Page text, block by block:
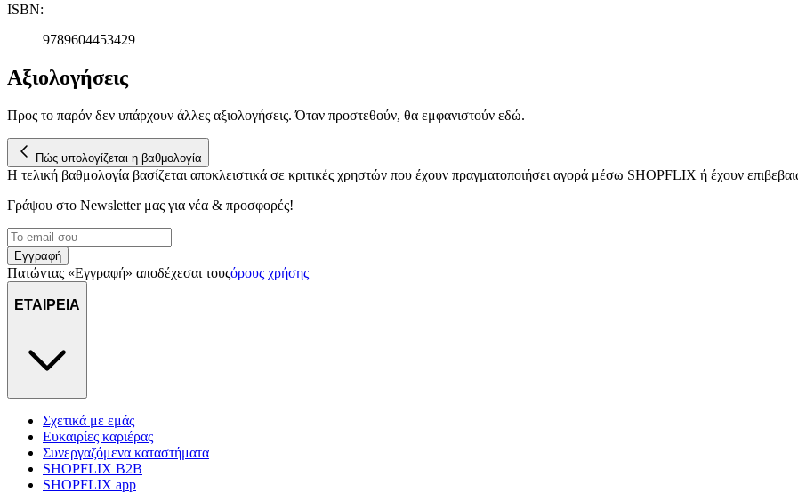
ISBN:
9789604453429
Αξιολογήσεις
Προς το παρόν δεν υπάρχουν άλλες αξιολογήσεις. Όταν προστεθούν, θα εμφανιστούν εδώ.
Πώς υπολογίζεται η βαθμολογία
Η τελική βαθμολογία βασίζεται αποκλειστικά σε κριτικές χρηστών που έχουν πραγματοποιήσει αγορά μέσω SHOPFLIX ή έχουν
Γράψου στο Νewsletter μας για νέα & προσφορές!
Εγγραφή
Πατώντας «Εγγραφή» αποδέχεσαι τουςόρους χρήσης
ΕΤΑΙΡΕΙΑ
Σχετικά με εμάς
Ευκαιρίες καριέρας
Συνεργαζόμενα καταστήματα
SHOPFLIX B2B
SHOPFLIX app